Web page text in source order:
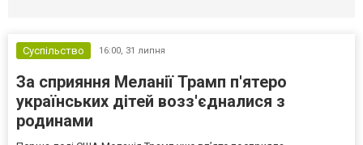
Суспільство 16:00, 31 липня
За сприяння Меланії Трамп п'ятеро
українських дітей возз'єдналися з
родинами